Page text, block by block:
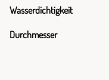
Wasserdichtigkeit
Durchmesser